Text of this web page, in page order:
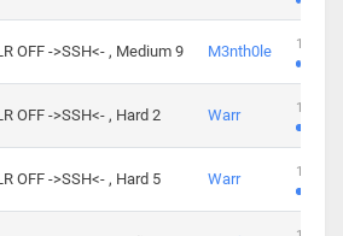
OFF ->SSH<- , Medium 9 M3nth0le 100
OFF ->SSH<- , Hard 2 Warr 176
OFF ->SSH<- , Hard 5 Warr 115